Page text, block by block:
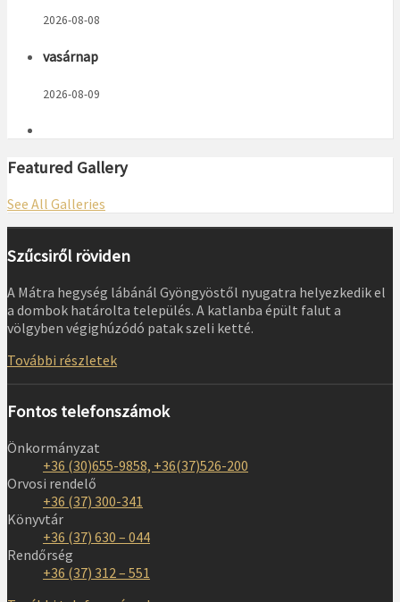
2026-08-08
vasárnap
2026-08-09
Featured Gallery
See All Galleries
Szűcsiről röviden
A Mátra hegység lábánál Gyöngyöstől nyugatra helyezkedik el
a dombok határolta település. A katlanba épült falut a
völgyben végighúzódó patak szeli ketté.
További részletek
Fontos telefonszámok
Önkormányzat
+36 (30)655-9858, +36(37)526-200
Orvosi rendelő
+36 (37) 300-341
Könyvtár
+36 (37) 630 – 044
Rendőrség
+36 (37) 312 – 551